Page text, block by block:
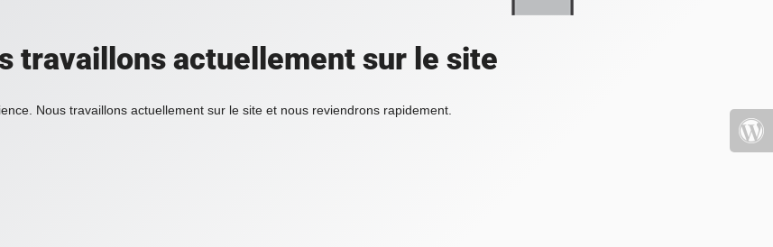
travaillons actuellement sur le site
Nous travaillons actuellement sur le site et nous reviendrons rapidement.